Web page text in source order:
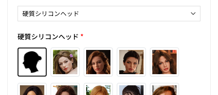
硬質シリコンヘッド *